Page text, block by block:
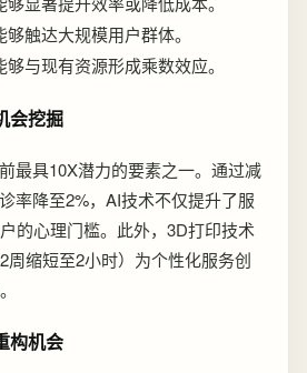
够触达大规模用户群体。
够与现有资源形成乘数效应。
会挖掘
最具10X潜力的要素之一。通过减
率降至2%，AI技术不仅提升了服
的心理门槛。此外，3D打印技术
周缩短至2小时）为个性化服务创
构机会